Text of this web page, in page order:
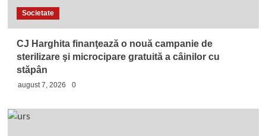
Societate
CJ Harghita finanţează o nouă campanie de
sterilizare şi microcipare gratuită a câinilor cu
stăpân
august 7, 2026 0